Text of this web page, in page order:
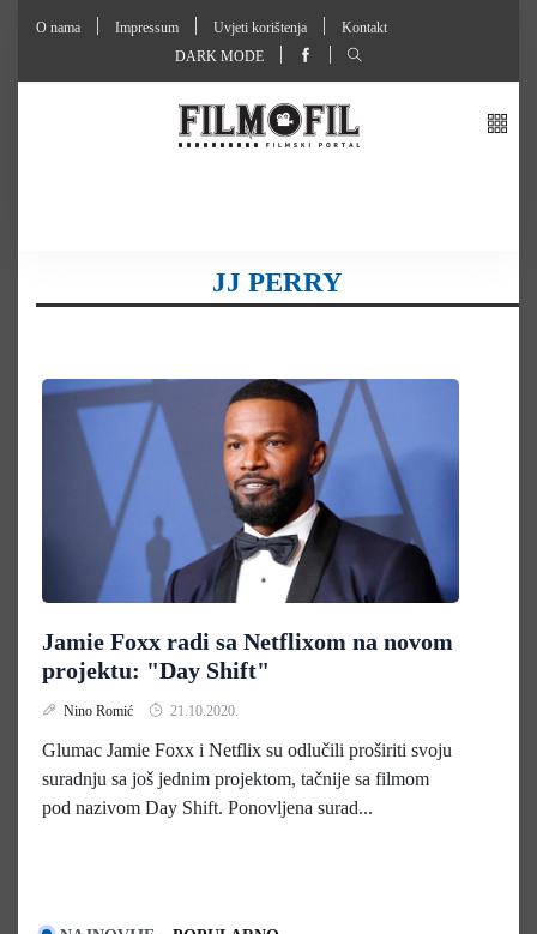
O nama Impressum Uvjeti korištenja
Kontakt
DARK MODE
JJ PERRY
Jamie Foxx radi sa Netflixom na novom
projektu: "Day Shift"
Nino Romić 21.10.2020.
Glumac Jamie Foxx i Netflix su odlučili proširiti svoju
suradnju sa još jednim projektom, tačnije sa filmom
pod nazivom Day Shift. Ponovljena surad...